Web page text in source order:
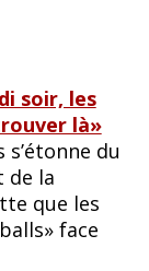
soir, les
là»
du
de la
que les
face